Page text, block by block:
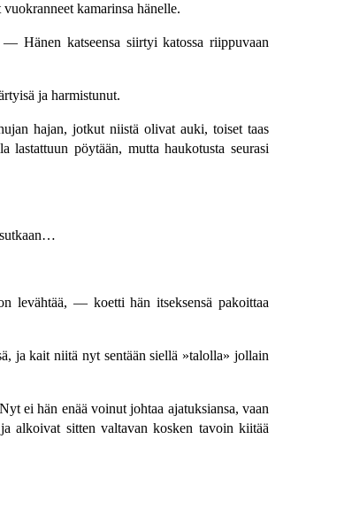
kamarinsa hänelle.
katseensa siirtyi katossa riippuvaan
ja harmistunut.
hajan, jotkut niistä olivat auki, toiset taas
pöytään, mutta haukotusta seurasi
levähtää, — koetti hän itseksensä pakoittaa
ja kait niitä nyt sentään siellä »talolla» jollain
ei hän enää voinut johtaa ajatuksiansa, vaan
alkoivat sitten valtavan kosken tavoin kiitää